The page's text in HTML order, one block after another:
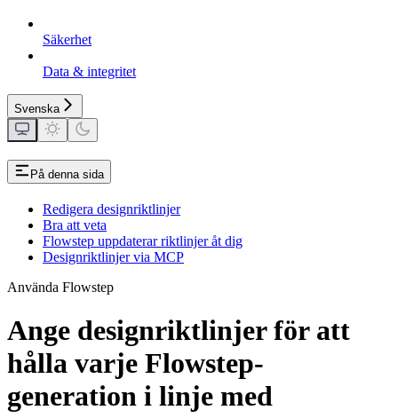
Säkerhet
Data & integritet
Svenska
På denna sida
Redigera designriktlinjer
Bra att veta
Flowstep uppdaterar riktlinjer åt dig
Designriktlinjer via MCP
Använda Flowstep
Ange designriktlinjer för att
hålla varje Flowstep-
generation i linje med